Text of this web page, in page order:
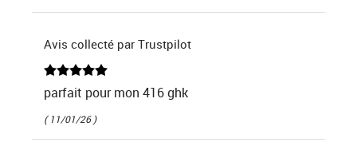
Avis collecté par Trustpilot
parfait pour mon 416 ghk
( 11/01/26 )